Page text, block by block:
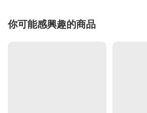
你可能感興趣的商品